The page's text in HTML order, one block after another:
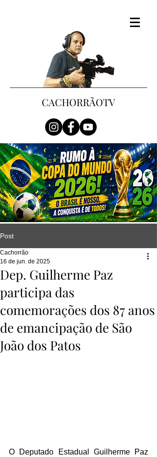
CACHORRÃOTV
Post
Dep. Guilherme Paz
participa das
comemorações dos 87 anos
de emancipação de São
João dos Patos
Cachorrão
16 de jun. de 2025
O Deputado Estadual Guilherme Paz